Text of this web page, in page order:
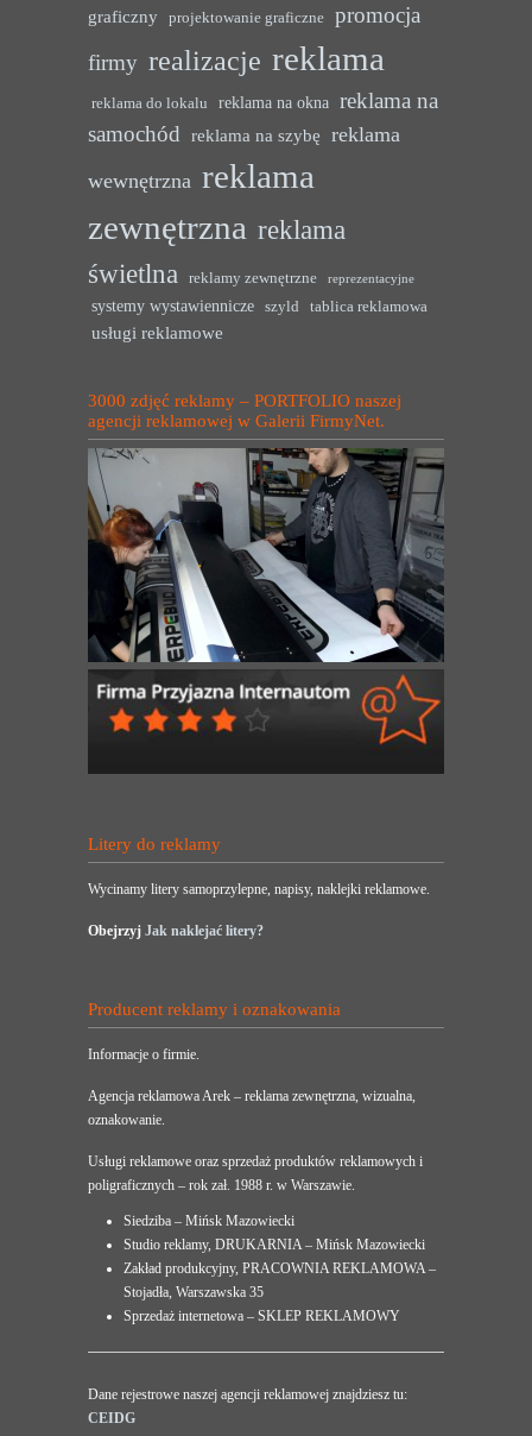
graficzny
projektowanie graficzne
promocja
firmy realizacje reklama
reklama do lokalu reklama na okna reklama na
samochód reklama na szybę reklama
wewnętrzna reklama
zewnętrzna reklama
świetlna
reklamy zewnętrzne reprezentacyjne
systemy wystawiennicze szyld tablica reklamowa
usługi reklamowe
3000 zdjęć reklamy – PORTFOLIO naszej
agencji reklamowej w Galerii FirmyNet.
Litery do reklamy
Wycinamy litery samoprzylepne, napisy, naklejki reklamowe.
Obejrzyj Jak naklejać litery?
Producent reklamy i oznakowania
Informacje o firmie.
Agencja reklamowa Arek – reklama zewnętrzna, wizualna,
oznakowanie.
Usługi reklamowe oraz sprzedaż produktów reklamowych i
poligraficznych – rok zał. 1988 r. w Warszawie.
Siedziba – Mińsk Mazowiecki
Studio reklamy, DRUKARNIA – Mińsk Mazowiecki
Zakład produkcyjny, PRACOWNIA REKLAMOWA –
Stojadła, Warszawska 35
Sprzedaż internetowa – SKLEP REKLAMOWY
Dane rejestrowe naszej agencji reklamowej znajdziesz tu:
CEIDG